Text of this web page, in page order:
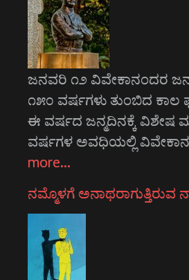
ಜನವರಿ ೧೨ ವಿವೇಕಾನಂದರ
೧೫೦ ವರ್ಷಗಳು ತುಂಬಿದ ಕಾಲ
ಈ ವರ್ಷದ ಜನ್ಮದಿನಕ್ಕೆ ವಿಶೇಷ
ವರ್ಷಗಳ ಅವಧಿಯಲ್ಲಿ
more…
ನಮ್ಮೊಳಗೆ ಅನಾಥರಾಗುತ್ತಿರುವ